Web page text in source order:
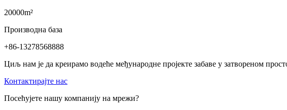
20000m²
Производна база
+86-13278568888
Циљ нам је да креирамо водеће међународне пројекте забаве у затвореном
Контактирајте нас
Посећујете нашу компанију на мрежи?